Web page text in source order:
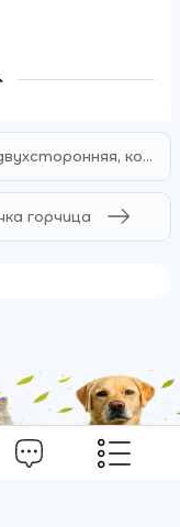
Курточка для собак AiryVest двухсторонняя, кораллово-серая
горчица